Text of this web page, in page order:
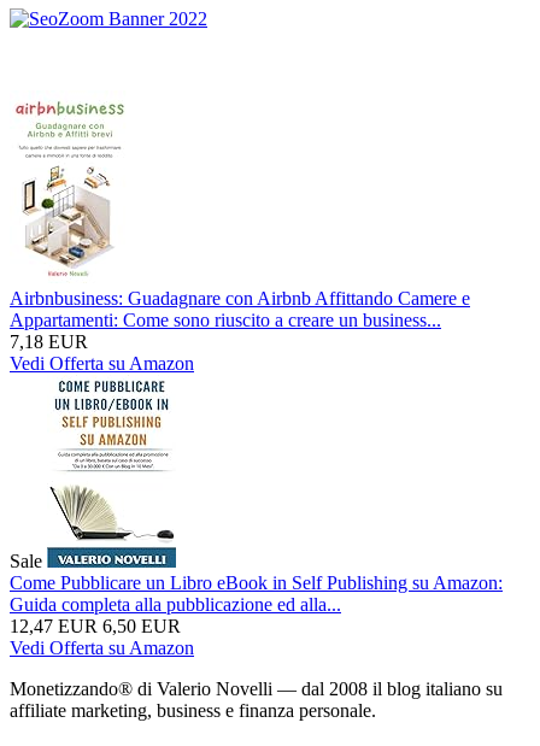
Airbnbusiness: Guadagnare con Airbnb Affittando Camere e
Appartamenti: Come sono riuscito a creare un business...
7,18 EUR
Vedi Offerta su Amazon
Sale
Come Pubblicare un Libro eBook in Self Publishing su Amazon:
Guida completa alla pubblicazione ed alla...
12,47 EUR 6,50 EUR
Vedi Offerta su Amazon
Monetizzando® di Valerio Novelli — dal 2008 il blog italiano su
affiliate marketing, business e finanza personale.